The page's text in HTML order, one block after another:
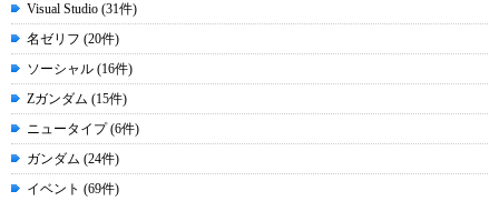
Visual Studio (31件)
名ゼリフ (20件)
ソーシャル (16件)
Zガンダム (15件)
ニュータイプ (6件)
ガンダム (24件)
イベント (69件)